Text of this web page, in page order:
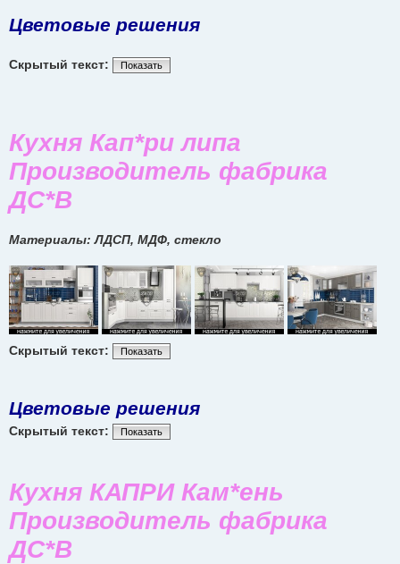
Цветовые решения
Скрытый текст: Показать
Кухня Кап*ри липа
Производитель фабрика
ДС*В
Материалы: ЛДСП, МДФ, стекло
Скрытый текст: Показать
Цветовые решения
Скрытый текст: Показать
Кухня КАПРИ Кам*ень
Производитель фабрика
ДС*В